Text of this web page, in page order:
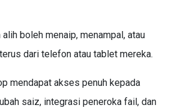
alih boleh menaip, menampal, atau
dari telefon atau tablet mereka.
mendapat akses penuh kepada
saiz, integrasi peneroka fail, dan